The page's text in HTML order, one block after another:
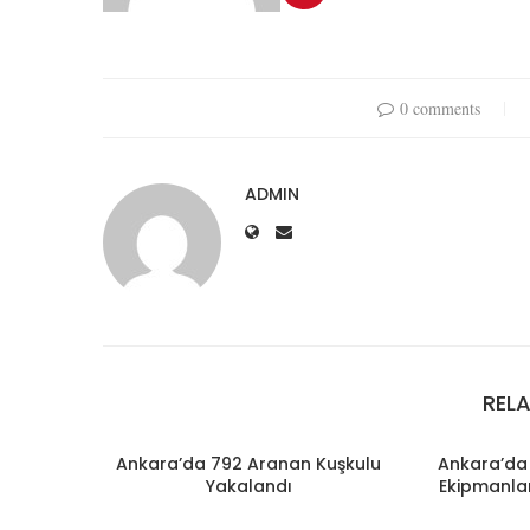
0 comments
ADMIN
Ankara’da 792 Aranan Kuşkulu
Yakalandı
Ankara’da